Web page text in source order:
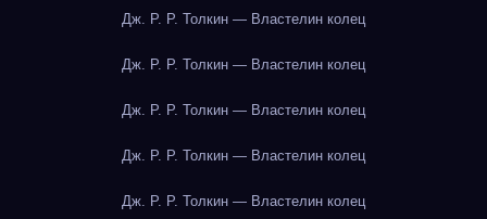
Дж. Р. Р. Толкин — Властелин колец
Дж. Р. Р. Толкин — Властелин колец
Дж. Р. Р. Толкин — Властелин колец
Дж. Р. Р. Толкин — Властелин колец
Дж. Р. Р. Толкин — Властелин колец